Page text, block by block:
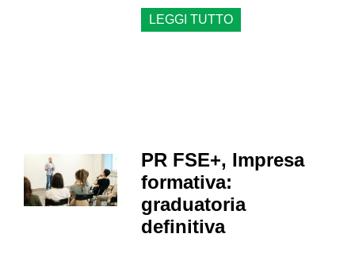
LEGGI TUTTO
PR FSE+, Impresa
formativa:
graduatoria
definitiva